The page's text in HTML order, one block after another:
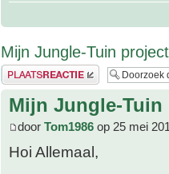
Mijn Jungle-Tuin project
Plaats een reactie
Mijn Jungle-Tuin
door Tom1986 op 25 mei
Hoi Allemaal,